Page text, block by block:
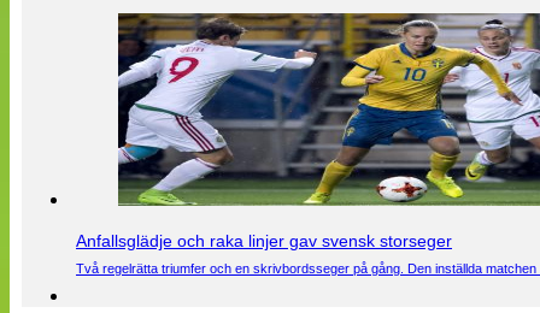
Anfallsglädje och raka linjer gav svensk storseger
Två regelrätta triumfer och en skrivbordsseger på gång. Den inställda